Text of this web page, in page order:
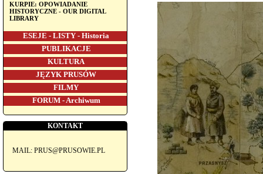
KURPIE: OPOWIADANIE
HISTORYCZNE - OUR DIGITAL
LIBRARY
ESEJE - LISTY - Historia
PUBLIKACJE
KULTURA
JĘZYK PRUSÓW
FILMY
FORUM - Archiwum
KONTAKT
MAIL: PRUS@PRUSOWIE.PL